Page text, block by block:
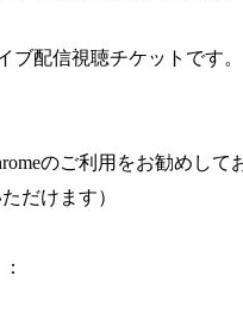
配信視聴チケットです。
のご利用をお勧めして
だけます）